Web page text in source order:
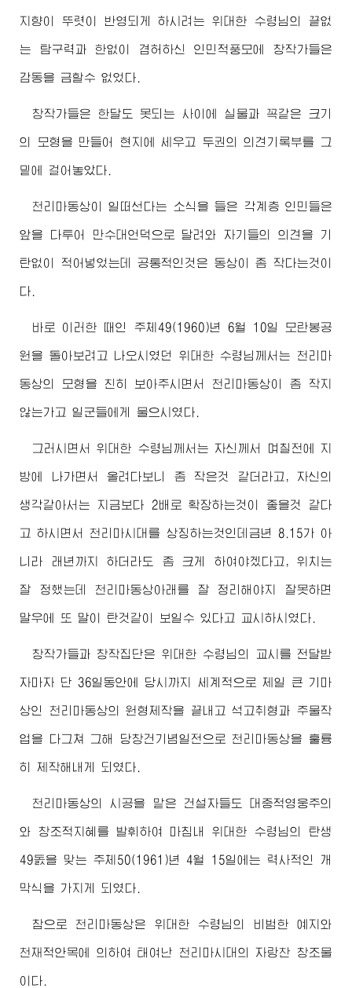
지향이 뚜렷이 반영되게 하시려는위대한 수령님의 끝없
는 탐구력과 한없이 겸허하신 인민적풍모에 창작가들은
감동을 금할수 없었다.
창작가들은 한달도 못되는 사이에 실물과 꼭같은 크기
의 모형을 만들어 현지에 세우고 두권의 의견기록부를 그
밑에 걸어놓았다.
천리마동상이 일떠선다는 소식을 들은 각계층 인민들은
앞을 다투어 만수대언덕으로 달려와 자기들의 의견을 기
탄없이 적어넣었는데 공통적인것은 동상이 좀 작다는것이
다.
바로 이러한 때인 주체49(1960)년 6월 10일 모란봉공
원을 돌아보려고 나오시였던 위대한 수령님께서는 천리마
동상의 모형을 친히 보아주시면서 천리마동상이 좀 작지
않는가고 일군들에게 물으시였다.
그러시면서위대한 수령님께서 는 자신께서 며칠전에 지
방에 나가면서 올려다보니 좀 작은것 같더라고, 자신의
생각같아서는 지금보다 2배로 확장하는것이 좋을것 같다
고 하시면서 천리마시대를 상징하는것인데금년 8.15가 아
니라 래년까지 하더라도 좀 크게 하여야겠다고, 위치는
잘 정했는데 천리마동상아래를 잘 정리해야지 잘못하면
말우에 또 말이 탄것같이 보일수 있다고 교시하시였다.
창작가들과 창작집단은 위대한 수령님의 교시를 전달받
자마자 단 36일동안에 당시까지 세계적으로 제일 큰 기마
상인 천리마동상의 원형제작을 끝내고 석고취형과 주물작
업을 다그쳐 그해 당창건기념일전으로 천리마동상을 훌륭
히 제작해내게 되였다.
천리마동상의 시공을 맡은 건설자들도 대중적영웅주의
와 창조적지혜를 발휘하여 마침내위대한 수령님의 탄생
49돐을 맞는 주체50(1961)년 4월 15일에는 력사적인 개
막식을 가지게 되였다.
참으로 천리마동상은 위대한 수령님의 비범한 예지와
천재적안목에 의하여 태여난 천리마시대의 자랑찬 창조물
이다.